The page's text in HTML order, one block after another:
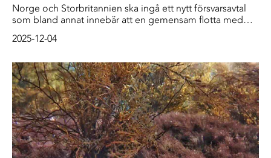
Norge och Storbritannien ska ingå ett nytt försvarsavtal
som bland annat innebär att en gemensam flotta med
regeringen.
2025-12-04